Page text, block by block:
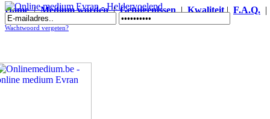
Home|Medium worden|Getuigenissen|Kwaliteit| F.A.Q.
Online medium Evran - Heldervoelend
Wachtwoord vergeten?